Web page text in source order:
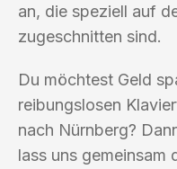
an, die speziell auf
zugeschnitten sind.
Du möchtest Geld
reibungslosen
nach Nürnberg?
lass uns gemeinsam